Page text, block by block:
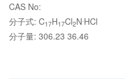
CAS No:
分子式: C17H17Cl2N HCl
分子量: 306.23 36.46